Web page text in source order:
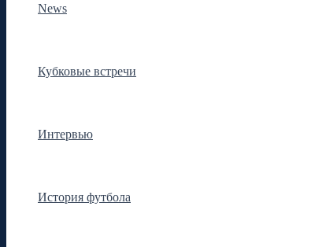
News
Кубковые встречи
Интервью
История футбола